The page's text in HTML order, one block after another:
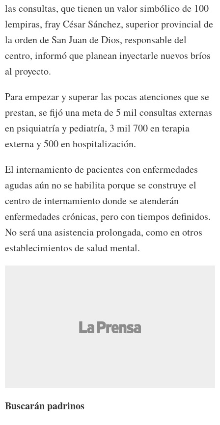
las consultas, que tienen un valor simbólico de 100
lempiras, fray César Sánchez, superior provincial de
la orden de San Juan de Dios, responsable del
centro, informó que planean inyectarle nuevos bríos
al proyecto.
Para empezar y superar las pocas atenciones que se
prestan, se fijó una meta de 5 mil consultas externas
en psiquiatría y pediatría, 3 mil 700 en terapia
externa y 500 en hospitalización.
El internamiento de pacientes con enfermedades
agudas aún no se habilita porque se construye el
centro de internamiento donde se atenderán
enfermedades crónicas, pero con tiempos definidos.
No será una asistencia prolongada, como en otros
establecimientos de salud mental.
Buscarán padrinos